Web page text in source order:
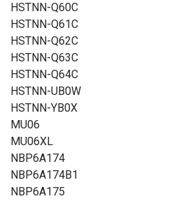
HSTNN-Q60C
HSTNN-Q61C
HSTNN-Q62C
HSTNN-Q63C
HSTNN-Q64C
HSTNN-UB0W
HSTNN-YB0X
MU06
MU06XL
NBP6A174
NBP6A174B1
NBP6A175